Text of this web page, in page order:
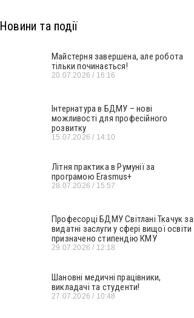
Новини та події
Майстерня завершена, але робота
тільки починається!
20.07.2026 16:16
Інтернатура в БДМУ – нові
можливості для професійного
розвитку
15.07.2026 14:10
Літня практика в Румунії за
програмою Erasmus+
28.07.2026 15:57
Професорці БДМУ Світлані Ткачук за
видатні заслуги у сфері вищої освіти
призначено стипендію КМУ
29.07.2026 12:18
Шановні медичні працівники,
викладачі та студенти!
27.07.2026 10:48